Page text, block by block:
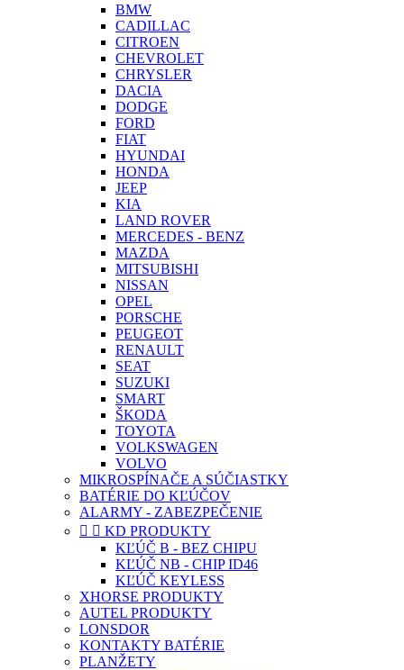
BMW
CADILLAC
CITROEN
CHEVROLET
CHRYSLER
DACIA
DODGE
FORD
FIAT
HYUNDAI
HONDA
JEEP
KIA
LAND ROVER
MERCEDES - BENZ
MAZDA
MITSUBISHI
NISSAN
OPEL
PORSCHE
PEUGEOT
RENAULT
SEAT
SUZUKI
SMART
ŠKODA
TOYOTA
VOLKSWAGEN
VOLVO
MIKROSPÍNAČE A SÚČIASTKY
BATÉRIE DO KĽÚČOV
ALARMY - ZABEZPEČENIE
  KD PRODUKTY
KĽÚČ B - BEZ CHIPU
KĽÚČ NB - CHIP ID46
KĽÚČ KEYLESS
XHORSE PRODUKTY
AUTEL PRODUKTY
LONSDOR
KONTAKTY BATÉRIE
PLANŽETY